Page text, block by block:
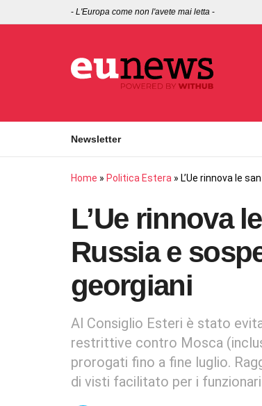
- L'Europa come non l'avete mai letta -
Newsletter
Home » Politica Estera » L’Ue rinnova le
L’Ue rinnova
Russia e
georgiani
Al Consiglio Esteri è stato
restrittive contro Mosca
prorogati fino a fine luglio.
di visti facilitato per i